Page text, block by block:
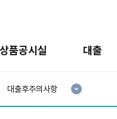
상품공시실 대출
재
3
류
대출후주의사항